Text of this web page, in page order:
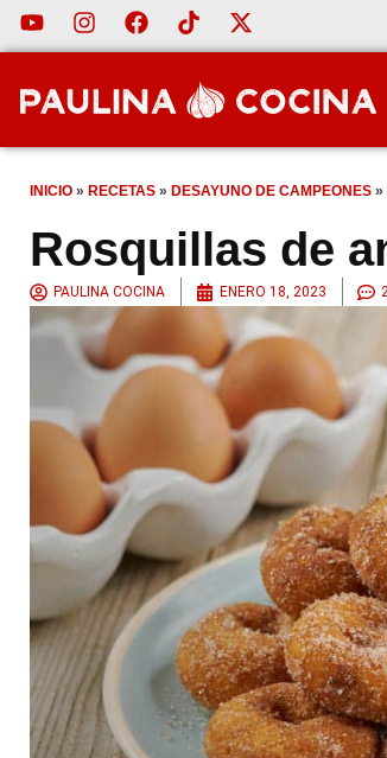
INICIO » RECETAS » DESAYUNO DE CAMPEONES »
Rosquillas de
PAULINA COCINA ENERO 18, 2023